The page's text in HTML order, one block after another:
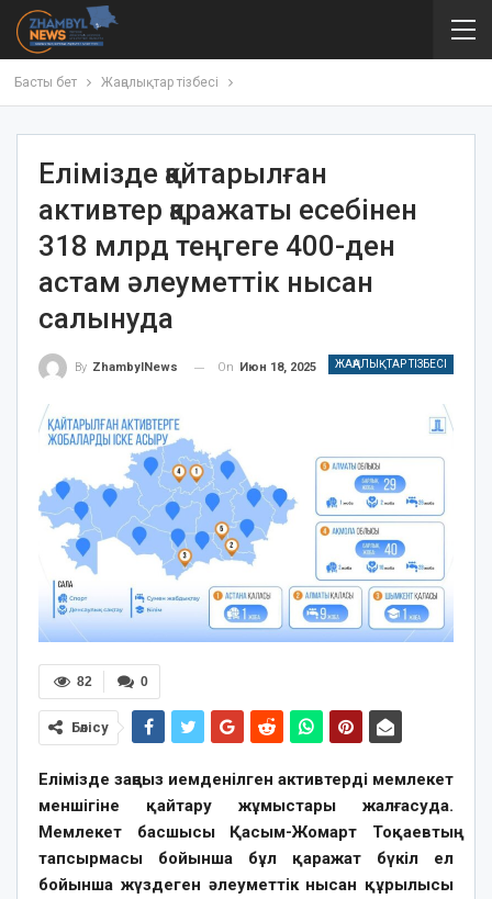
Басты бет Жаңалықтар тізбесі
Елімізде қайтарылған
активтер қаражаты есебінен
318 млрд теңгеге 400-ден
астам әлеуметтік нысан
салынуда
ЖАҢАЛЫҚТАР ТІЗБЕСІ
By ZhambylNews On Июн 18, 2025
0
82
Бөлісу
Елімізде заңсыз иемденілген активтерді мемлекет
меншігіне қайтару жұмыстары жалғасуда.
Мемлекет басшысы Қасым-Жомарт Тоқаевтың
тапсырмасы бойынша бұл қаражат бүкіл ел
бойынша жүздеген әлеуметтік нысан құрылысы